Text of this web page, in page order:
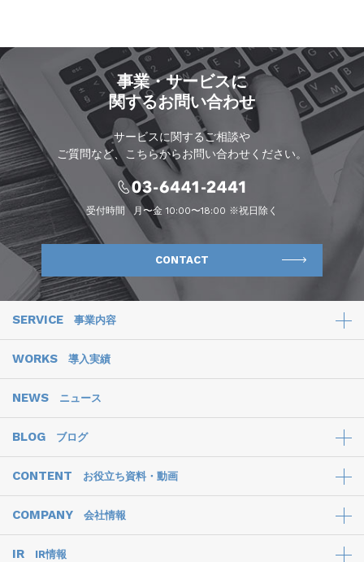
事業・サービスに
関するお問い合わせ
サービスに関するご相談や
ご質問など、こちらからお問い合わせください。
受付時間 月〜金 10:00〜18:00 ※祝日除く
CONTACT
SERVICE 事業内容
WORKS 導入実績
NEWS ニュース
BLOG ブログ
CONTENT お役立ち資料・動画
COMPANY 会社情報
IR IR情報